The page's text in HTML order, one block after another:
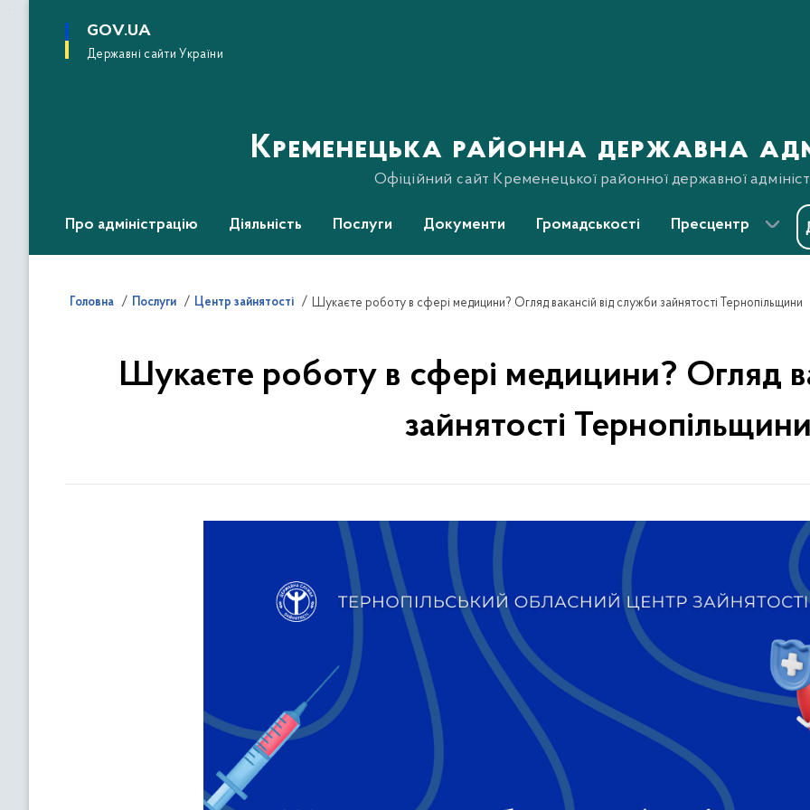
основного
GOV.UA
Державні сайти України
Кременецька районна державна
Офіційний сайт Кременецької районної державної
Про адміністрацію Діяльність Послуги Документи Громадськості Пресцентр
Головна Послуги Центр зайнятості Шукаєте роботу в сфері медицини? Огляд вакансій від служби зайнятості Тернопільщини
Шукаєте роботу в сфері медицини? Огляд
зайнятості